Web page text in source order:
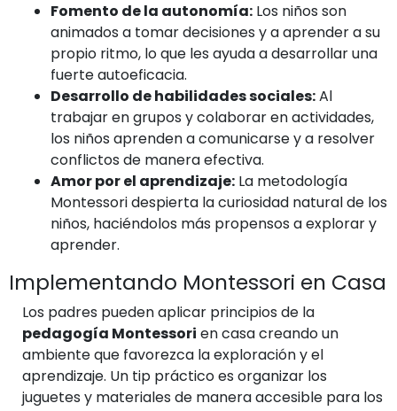
Fomento de la autonomía: Los niños son
animados a tomar decisiones y a aprender a su
propio ritmo, lo que les ayuda a desarrollar una
fuerte autoeficacia.
Desarrollo de habilidades sociales:Al
trabajar en grupos y colaborar en actividades,
los niños aprenden a comunicarse y a resolver
conflictos de manera efectiva.
Amor por el aprendizaje: La metodología
Montessori despierta la curiosidad natural de los
niños, haciéndolos más propensos a explorar y
aprender.
Implementando Montessori en Casa
Los padres pueden aplicar principios de la
pedagogía Montessori en casa creando un
ambiente que favorezca la exploración y el
aprendizaje. Un tip práctico es organizar los
juguetes y materiales de manera accesible para los